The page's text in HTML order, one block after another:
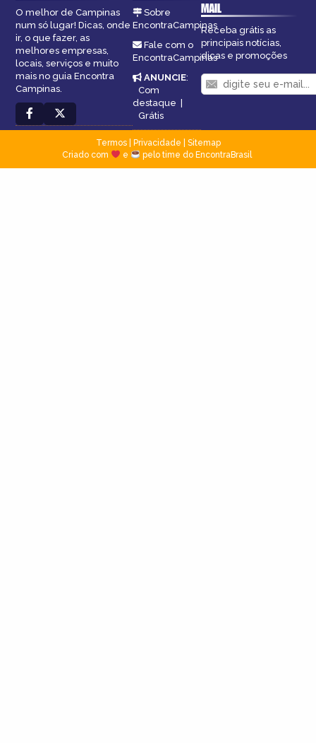
O melhor de Campinas
num só lugar! Dicas, onde
ir, o que fazer, as
melhores empresas,
locais, serviços e muito
mais no guia Encontra
Campinas.
Sobre
EncontraCampinas
Fale com o
EncontraCampinas
ANUNCIE:
Com
destaque |
Grátis
MAIL
Receba grátis as
principais notícias,
dicas e promoções
Termos| Privacidade
Sitemap
Criado com
e pelo time do EncontraBrasil